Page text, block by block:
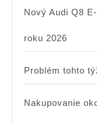
Nový Audi Q8
roku 2026
Problém tohto
Nakupovanie